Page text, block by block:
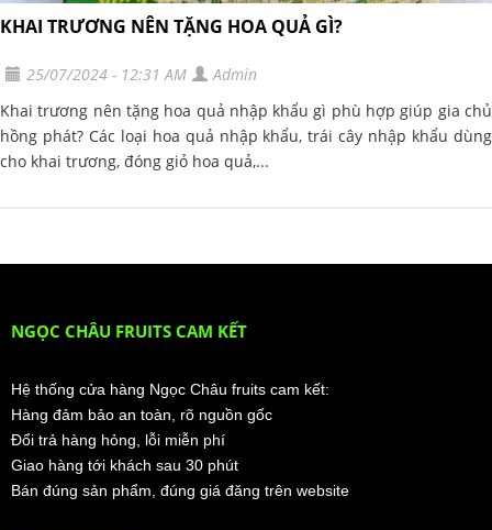
KHAI TRƯƠNG NÊN TẶNG HOA QUẢ GÌ?
25/07/2024 - 12:31 AM
Admin
Khai trương nên tặng hoa quả nhập khẩu gì phù hợp giúp gia chủ
hồng phát? Các loại hoa quả nhập khẩu, trái cây nhập khẩu dùng
cho khai trương, đóng giỏ hoa quả,...
NGỌC CHÂU FRUITS CAM KẾT
Hệ thống cửa hàng Ngọc Châu fruits cam kết:
Hàng đảm bảo an toàn, rõ nguồn gốc
Đổi trả hàng hỏng, lỗi miễn phí
Giao hàng tới khách sau 30 phút
Bán đúng sản phẩm, đúng giá đăng trên website